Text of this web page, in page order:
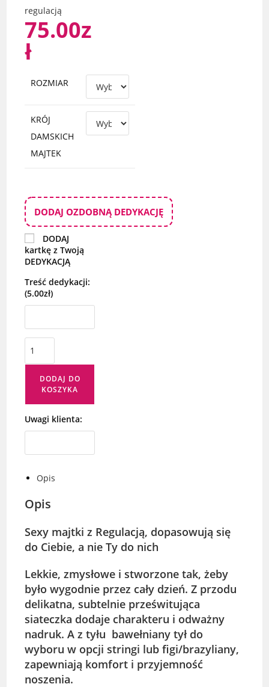
regulacją
75.00z
ł
ROZMIAR
KRÓJ
DAMSKICH
MAJTEK
DODAJ OZDOBNĄ DEDYKACJĘ
DODAJ
kartkę z Twoją
DEDYKACJĄ
Treść dedykacji:
(5.00zł)
DODAJ DO
KOSZYKA
Uwagi klienta:
Opis
Opis
Sexy majtki z Regulacją, dopasowują się
do Ciebie, a nie Ty do nich
Lekkie, zmysłowe i stworzone tak, żeby
było wygodnie przez cały dzień. Z przodu
delikatna, subtelnie prześwitująca
siateczka dodaje charakteru i odważny
nadruk. A z tyłu bawełniany tył do
wyboru w opcji stringi lub figi/brazyliany,
zapewniają komfort i przyjemność
noszenia.